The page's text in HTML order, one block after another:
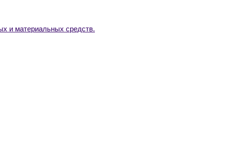
и материальных средств.